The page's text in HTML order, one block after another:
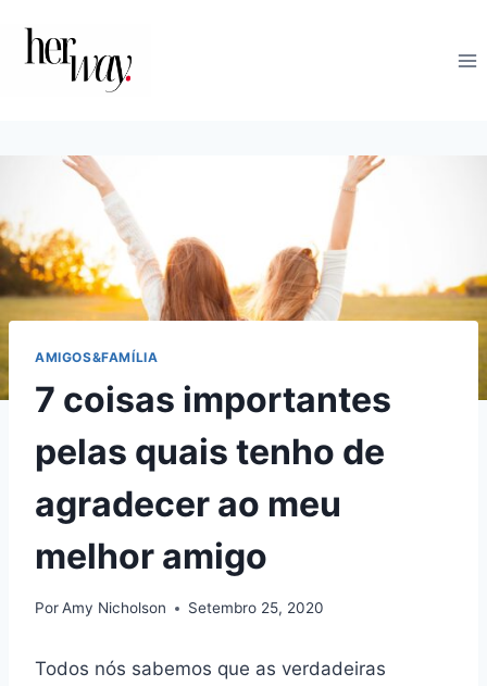
AMIGOS&FAMÍLIA
7 coisas importantes
pelas quais tenho de
agradecer ao meu
melhor amigo
PorAmy Nicholson Setembro 25, 2020
Todos nós sabemos que as verdadeiras